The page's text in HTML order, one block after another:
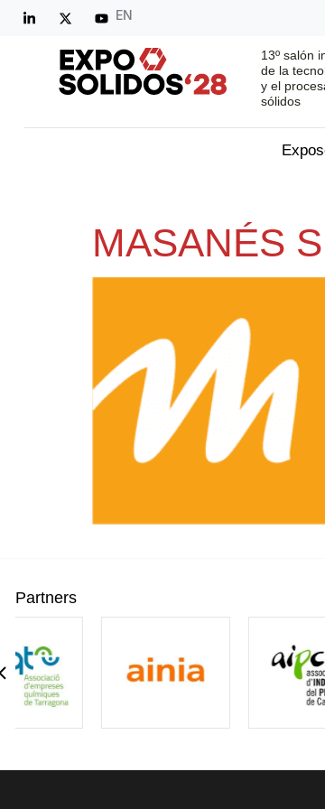
EN
13º salón
de la
y el
sólidos
MASANÉS
Partners